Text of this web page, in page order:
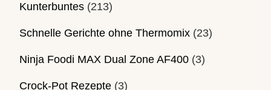
Kunterbuntes (213)
Schnelle Gerichte ohne Thermomix (23)
Ninja Foodi MAX Dual Zone AF400 (3)
Crock-Pot Rezepte (3)